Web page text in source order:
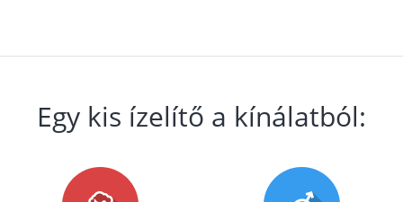
Egy kis ízelítő a kínálatból: